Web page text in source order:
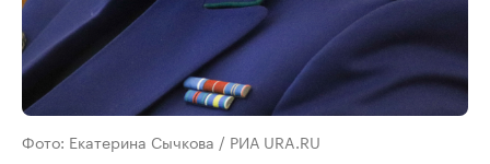
Фото: Екатерина Сычкова / РИА URA.RU